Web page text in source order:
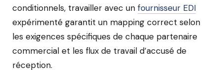
conditionnels, travailler avec un fournisseur EDI
expérimenté garantit un mapping correct selon
les exigences spécifiques de chaque partenaire
commercial et les flux de travail d’accusé de
réception.